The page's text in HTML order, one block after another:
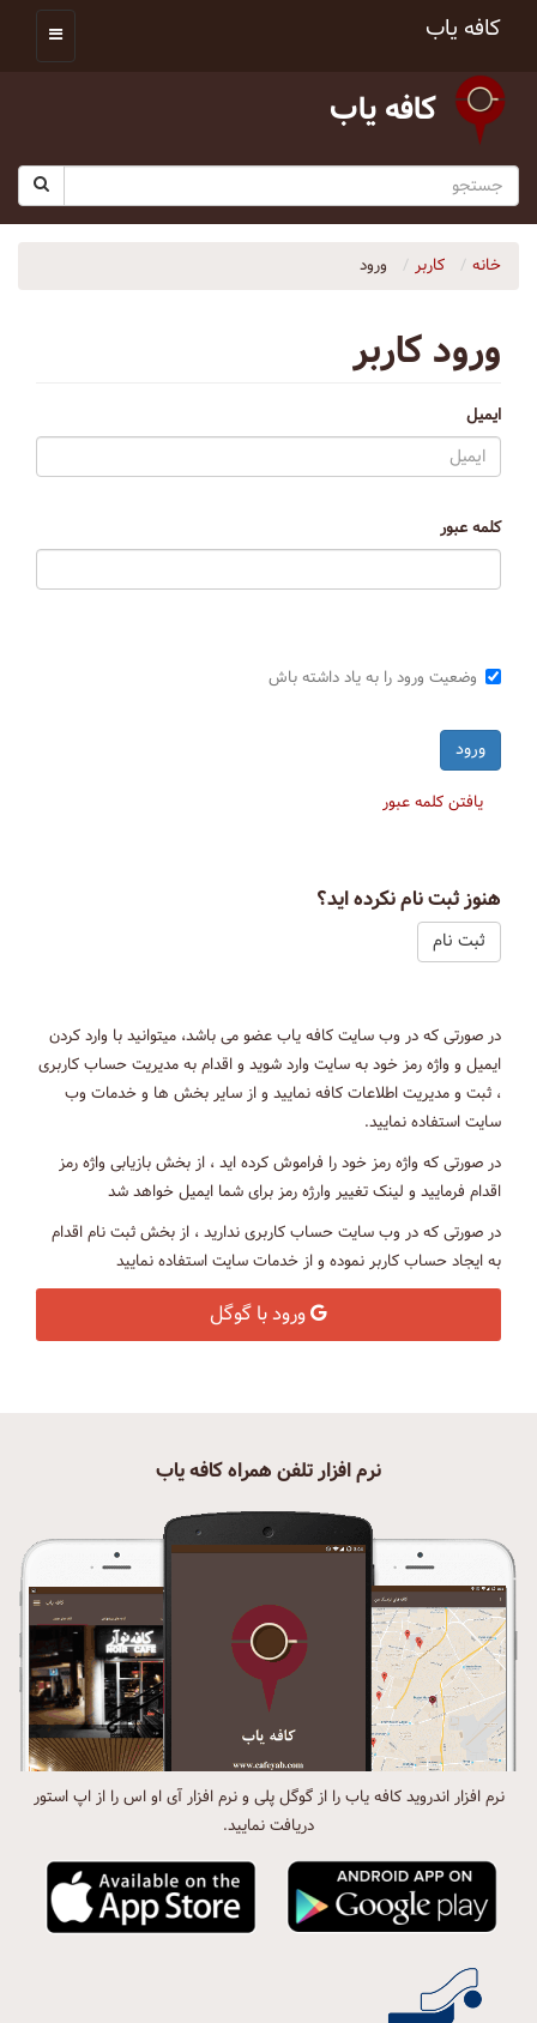
کافه یاب
کافه یاب
خانه کاربر ورود
ورود کاربر
ایمیل
کلمه عبور
وضعیت ورود را به یاد داشته باش
یافتن کلمه عبور
هنوز ثبت نام نکرده اید؟
ثبت نام
در صورتی که در وب سایت کافه یاب عضو می باشد، میتوانید با وارد کردن
ایمیل و واژه رمز خود به سایت وارد شوید و اقدام به مدیریت حساب کاربری
، ثبت و مدیریت اطلاعات کافه نمایید و از سایر بخش ها و خدمات وب
سایت استفاده نمایید.
در صورتی که واژه رمز خود را فراموش کرده اید ، از بخش بازیابی واژه رمز
اقدام فرمایید و لینک تغییر وارژه رمز برای شما ایمیل خواهد شد
در صورتی که در وب سایت حساب کاربری ندارید ، از بخش ثبت نام اقدام
به ایجاد حساب کاربر نموده و از خدمات سایت استفاده نمایید
ورود با گوگل
نرم افزار تلفن همراه کافه یاب
نرم افزار اندروید کافه یاب را از گوگل پلی و نرم افزار آی او اس را از اپ استور
دریافت نمایید.